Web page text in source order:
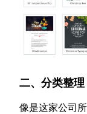
二、分类整
像是这家公司